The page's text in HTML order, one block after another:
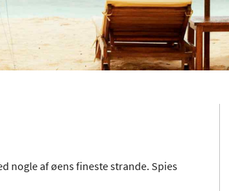
nogle af øens fineste strande. Spies